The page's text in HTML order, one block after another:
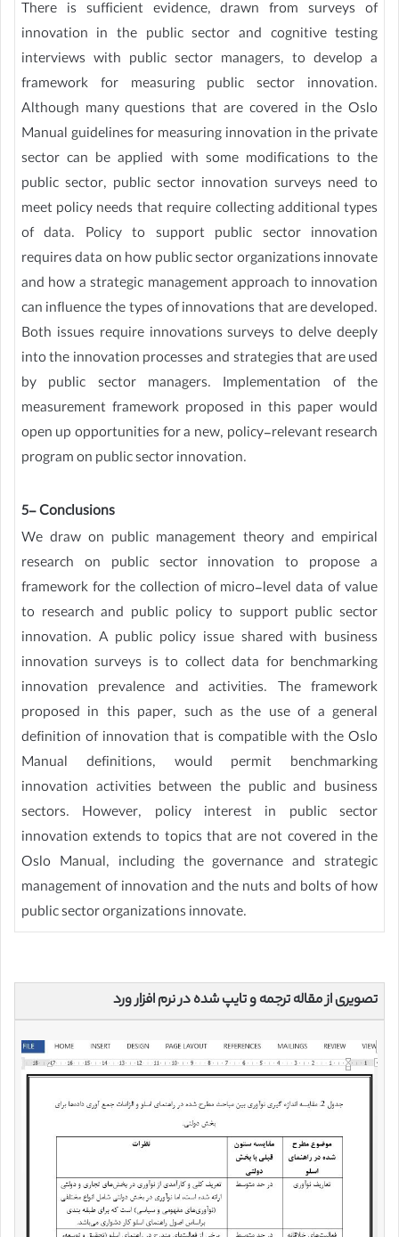
There is sufficient evidence, drawn from surveys of
innovation in the public sector and cognitive testing
interviews with public sector managers, to develop a
framework for measuring public sector innovation.
Although many questions that are covered in the Oslo
Manual guidelines for measuring innovation in the private
sector can be applied with some modifications to the
public sector, public sector innovation surveys need to
meet policy needs that require collecting additional types
of data. Policy to support public sector innovation
requires data on how public sector organizations innovate
and how a strategic management approach to innovation
can influence the types of innovations that are developed.
Both issues require innovations surveys to delve deeply
into the innovation processes and strategies that are used
by public sector managers. Implementation of the
measurement framework proposed in this paper would
open up opportunities for a new, policy-relevant research
program on public sector innovation.
5- Conclusions
We draw on public management theory and empirical
research on public sector innovation to propose a
framework for the collection of micro-level data of value
to research and public policy to support public sector
innovation. A public policy issue shared with business
innovation surveys is to collect data for benchmarking
innovation prevalence and activities. The framework
proposed in this paper, such as the use of a general
definition of innovation that is compatible with the Oslo
Manual definitions, would permit benchmarking
innovation activities between the public and business
sectors. However, policy interest in public sector
innovation extends to topics that are not covered in the
Oslo Manual, including the governance and strategic
management of innovation and the nuts and bolts of how
public sector organizations innovate.
تصویری از مقاله ترجمه و تایپ شده در نرم افزار ورد